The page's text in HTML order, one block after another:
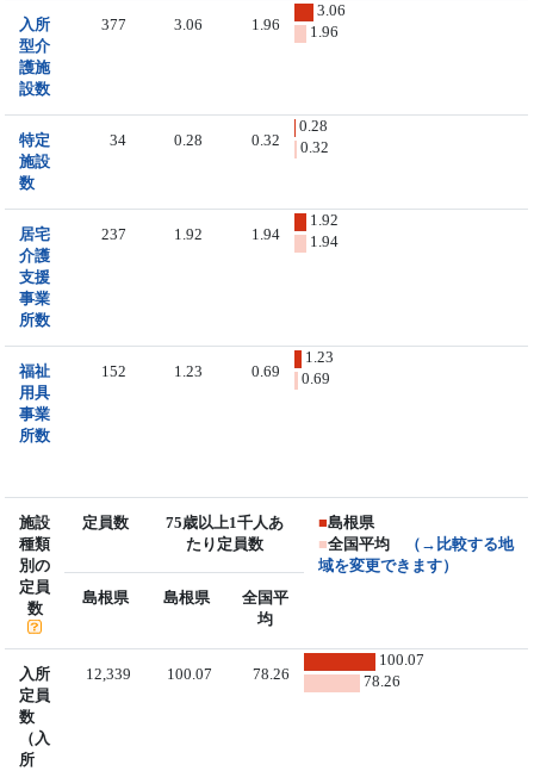
入所
型介
護施
設数
377 3.06 1.96
3.06
1.96
特定
施設
数
34 0.28 0.32
0.28
0.32
居宅
介護
支援
事業
所数
237 1.92 1.94
1.92
1.94
福祉
用具
事業
所数
152 1.23 0.69
1.23
0.69
施設
種類
別の
定員
数
定員数
75歳以上1千人あ
たり定員数
■島根県
■全国平均
（→比較する地
域を変更できます）
島根県
島根県
全国平
均
入所
定員
数
（入
所
12,339 100.07 78.26
100.07
78.26